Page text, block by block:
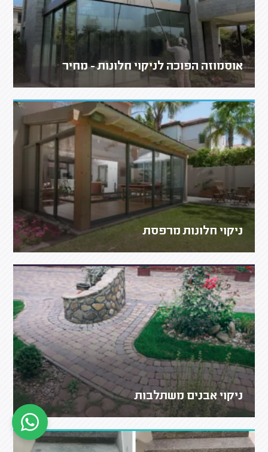
אוסמוזה הפוכה לניקוי חלונות - מחיר
ניקוי חלונות מרפסת
ניקוי אבנים משתלבות